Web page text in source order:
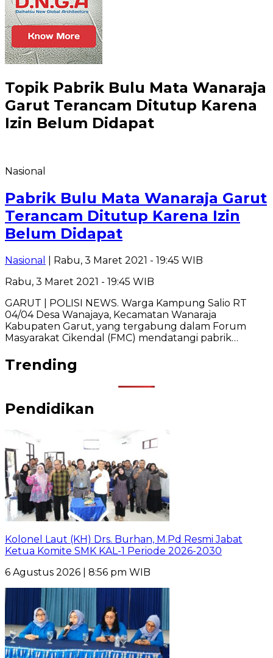
Topik Pabrik Bulu Mata Wanaraja
Garut Terancam Ditutup Karena
Izin Belum Didapat
Nasional
Pabrik Bulu Mata Wanaraja Garut
Terancam Ditutup Karena Izin
Belum Didapat
Nasional
| Rabu, 3 Maret 2021 - 19:45 WIB
Rabu, 3 Maret 2021 - 19:45 WIB
GARUT | POLISI NEWS. Warga Kampung Salio RT
04/04 Desa Wanajaya, Kecamatan Wanaraja
Kabupaten Garut, yang tergabung dalam Forum
Masyarakat Cikendal (FMC) mendatangi pabrik…
Trending
Pendidikan
Kolonel Laut (KH) Drs. Burhan, M.Pd Resmi Jabat
Ketua Komite SMK KAL-1 Periode 2026-2030
6 Agustus 2026 | 8:56 pm WIB